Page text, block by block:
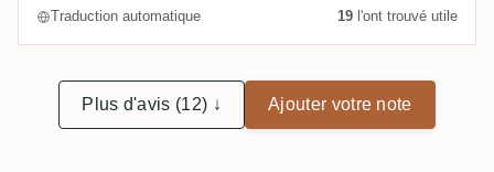
Traduction automatique 19 l'ont trouvé utile
Plus d'avis (12) ↓ Ajouter votre note